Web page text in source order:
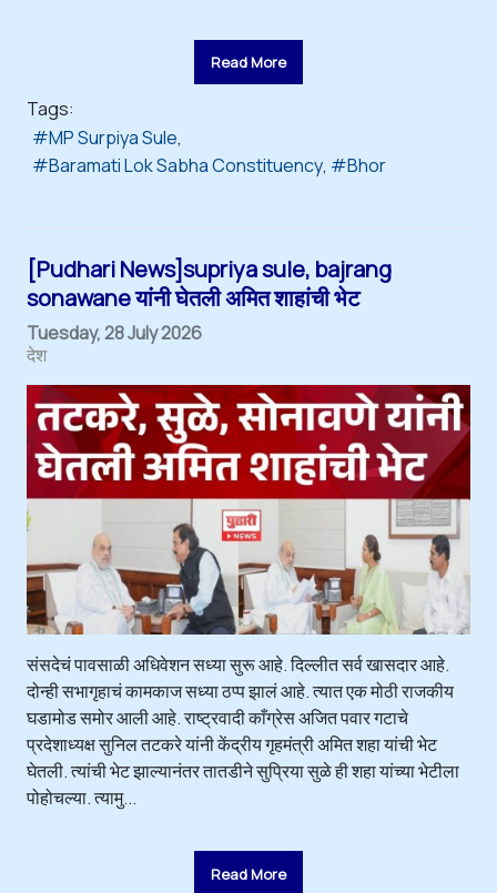
Read More
Tags:
MP Surpiya Sule
Baramati Lok Sabha Constituency
Bhor
[Pudhari News]supriya sule, bajrang
sonawane यांनी घेतली अमित शाहांची भेट
Tuesday, 28 July 2026
देश
संसदेचं पावसाळी अधिवेशन सध्या सुरू आहे. दिल्लीत सर्व खासदार आहे.
दोन्ही सभागृहाचं कामकाज सध्या ठप्प झालं आहे. त्यात एक मोठी राजकीय
घडामोड समोर आली आहे. राष्ट्रवादी काँग्रेस अजित पवार गटाचे
प्रदेशाध्यक्ष सुनिल तटकरे यांनी केंद्रीय गृहमंत्री अमित शहा यांची भेट
घेतली. त्यांची भेट झाल्यानंतर तातडीने सुप्रिया सुळे ही शहा यांच्या भेटीला
पोहोचल्या. त्यामु...
Read More